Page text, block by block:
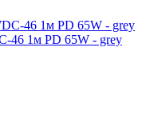
46 1м PD 65W - grey